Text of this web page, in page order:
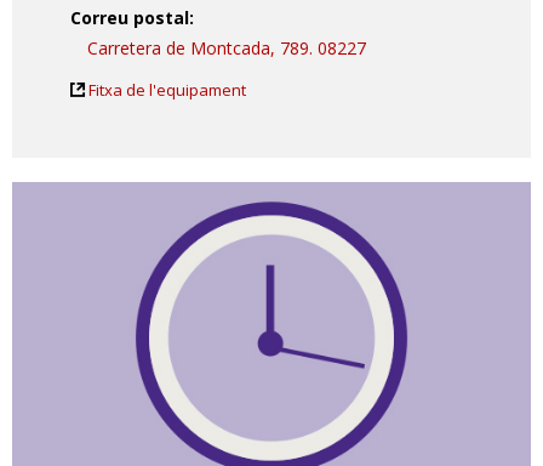
Correu postal:
Carretera de Montcada, 789. 08227
Fitxa de l'equipament